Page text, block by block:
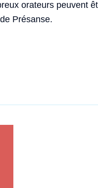
orateurs peuvent
Présanse.